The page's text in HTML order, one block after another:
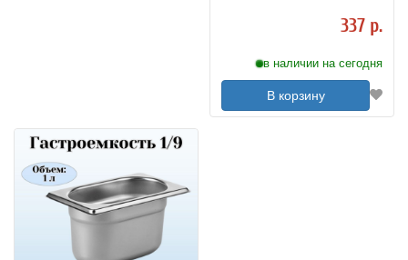
337 р.
в наличии на сегодня
В корзину